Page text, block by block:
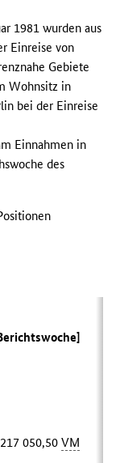
1981 wurden aus
Einreise von
Gebiete
Wohnsitz in
bei der Einreise
Einnahmen in
des
217 050,50VM